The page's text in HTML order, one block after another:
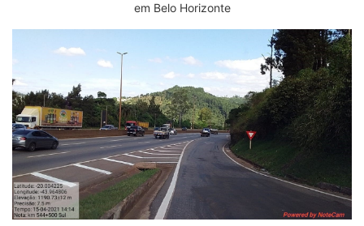
em Belo Horizonte